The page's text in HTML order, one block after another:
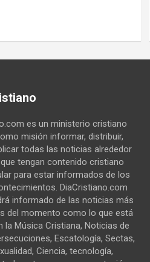
es un ministerio cristiano
misión informar, distribuir,
todas las noticias alrededor
tengan contenido cristiano
para estar informados de los
DiaCristiano.com
informado de las noticias más
del momento como lo que está
la Música Cristiana, Noticias de
Escatología, Sectas,
Ciencia, tecnología,